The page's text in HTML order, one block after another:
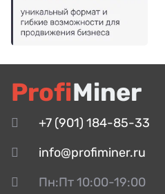
ProfiMiner
+7 (901) 184-85-33
info@profiminer.ru
Пн:Пт 10:00-19:00